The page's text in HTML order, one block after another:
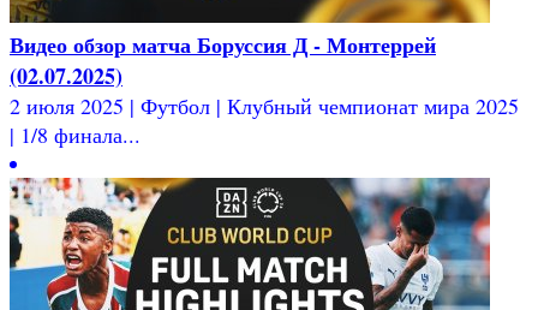
Видео обзор матча Боруссия Д - Монтеррей
(02.07.2025)
2 июля 2025 | Футбол | Клубный чемпионат мира 2025
| 1/8 финала...